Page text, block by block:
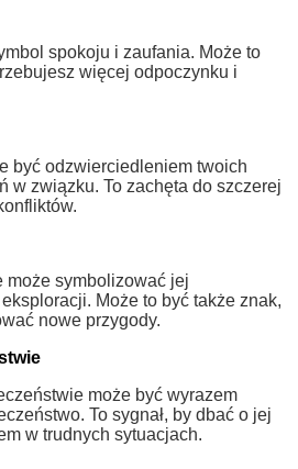
spokoju i zaufania. Może to
więcej odpoczynku i
być odzwierciedleniem twoich
w związku. To zachęta do szczerej
może symbolizować jej
Może to być także znak,
nowe przygody.
może być wyrazem
To sygnał, by dbać o jej
w trudnych sytuacjach.